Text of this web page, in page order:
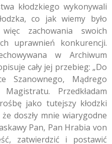
kłodzkiego wykonywali
co jak wiemy było
zachowania swoich
uprawnień konkurencji.
w Archiwum
cały jej przebieg: „Do
Szanownego, Mądrego
Przedkładam
jako tutejszy kłodzki
doszły mnie wiarygodne
Pan, Pan Hrabia von
zatwierdzić i postawić